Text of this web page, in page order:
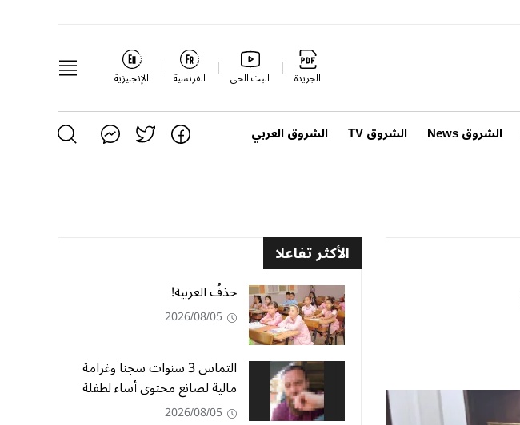
الجريدة البث الحي الفرنسية الإنجليزية
الشروق News الشروق TV الشروق العربي
الأكثر تفاعلا
حذفُ العربية!
2026/08/05
التماس 3 سنوات سجنا وغرامة
مالية لصانع محتوى أساء لطفلة
2026/08/05